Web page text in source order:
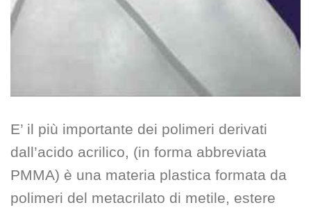
E’ il più importante dei polimeri derivati
dall’acido acrilico, (in forma abbreviata
PMMA) è una materia plastica formata da
polimeri del metacrilato di metile, estere